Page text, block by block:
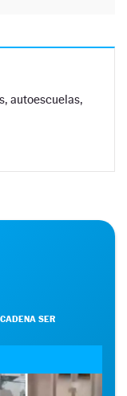
autoescuelas,
CADENA SER